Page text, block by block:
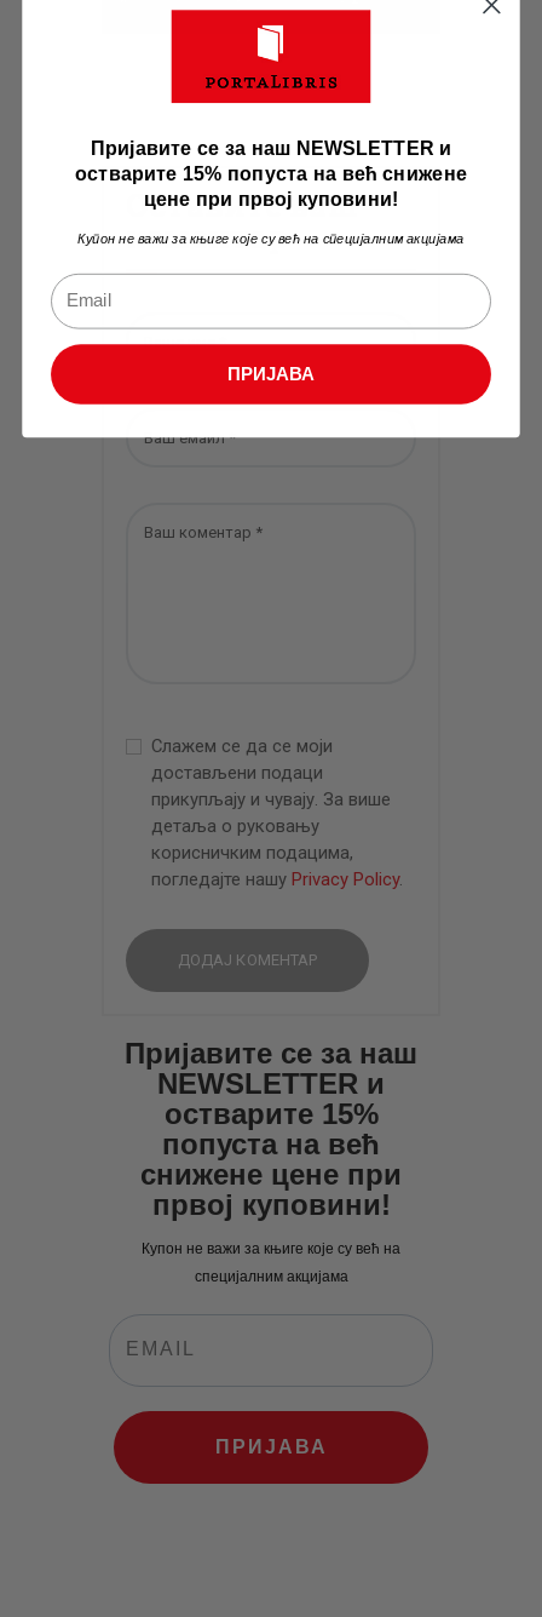
Оставите ваш
коментар
Слажем се да се моји
достављени подаци
прикупљају и чувају. За више
детаља о руковању
корисничким подацима,
погледајте нашу Privacy Policy.
Пријавите се за наш
NEWSLETTER и
остварите 15%
попуста на већ
снижене цене при
првој куповини!
Купон не важи за књиге које су већ на
специјалним акцијама
ПРИЈАВА
Пријавите се за наш NEWSLETTER и
остварите 15% попуста на већ снижене
цене при првој куповини!
Купон не важи за књиге које су већ на специјалним акцијама
ПРИЈАВА